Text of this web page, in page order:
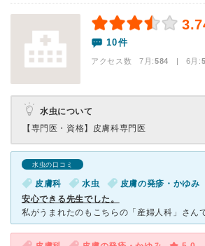
10件
アクセス数 7月:584 | 6月:
水虫について
【専門医・資格】 皮膚科専門医
水虫の口コミ
皮膚科 水虫 皮膚の発疹・かゆみ
安心できる先生でした。